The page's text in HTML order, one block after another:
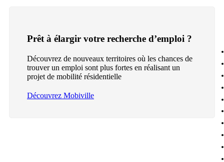
Prêt à élargir votre recherche d’emploi ?
Découvrez de nouveaux territoires où les chances de
trouver un emploi sont plus fortes en réalisant un
projet de mobilité résidentielle
Découvrez Mobiville